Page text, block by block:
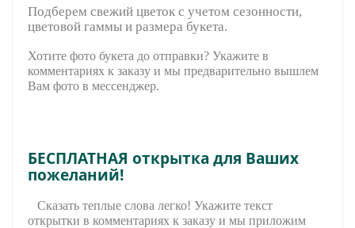
Подберем свежий цветок с учетом сезонности,
цветовой гаммы и размера букета.
Хотите фото букета до отправки? Укажите в
комментариях к заказу и мы предварительно вышлем
Вам фото в мессенджер.
БЕСПЛАТНАЯ открытка для Ваших
пожеланий!
Сказать теплые слова легко! Укажите текст
открытки в комментариях к заказу и мы приложим